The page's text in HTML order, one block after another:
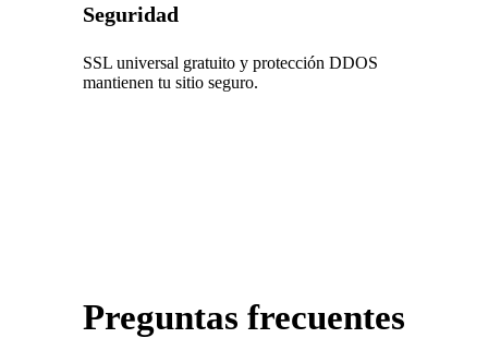
Seguridad
SSL universal gratuito y protección DDOS
mantienen tu sitio seguro.
Preguntas frecuentes